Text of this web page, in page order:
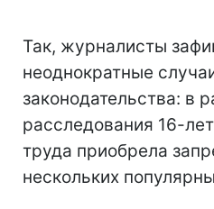
Так, журналисты
неоднократные
законодательства: в
расследования 16-
труда приобрела
нескольких